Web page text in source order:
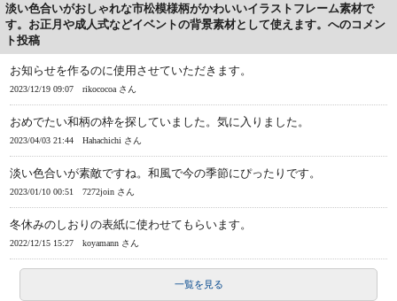
淡い色合いがおしゃれな市松模様柄がかわいいイラストフレーム素材で
す。お正月や成人式などイベントの背景素材として使えます。へのコメン
ト投稿
お知らせを作るのに使用させていただきます。
2023/12/19 09:07 rikococoa さん
おめでたい和柄の枠を探していました。気に入りました。
2023/04/03 21:44 Hahachichi さん
淡い色合いが素敵ですね。和風で今の季節にぴったりです。
2023/01/10 00:51 7272join さん
冬休みのしおりの表紙に使わせてもらいます。
2022/12/15 15:27 koyamann さん
一覧を見る